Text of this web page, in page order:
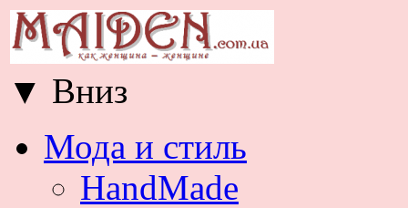
▼ Вниз
Мода и стиль
HandMade